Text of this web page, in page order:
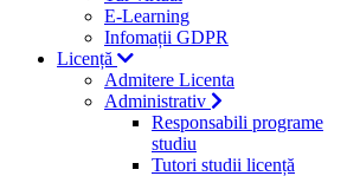
E-Learning
Infomații GDPR
Licență
Admitere Licenta
Administrativ
Responsabili programe
studiu
Tutori studii licență